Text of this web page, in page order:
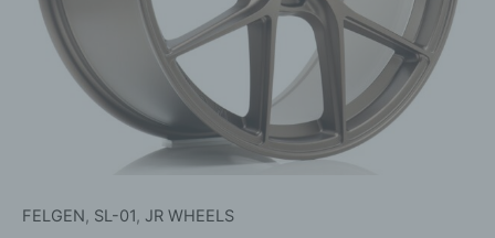
FELGEN, SL-01, JR WHEELS